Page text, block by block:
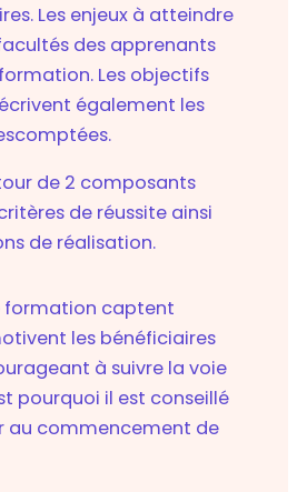
Les enjeux à atteindre
des apprenants
Les objectifs
également les
de 2 composants
de réussite ainsi
de réalisation.
formation captent
les bénéficiaires
à suivre la voie
pourquoi il est conseillé
au commencement de